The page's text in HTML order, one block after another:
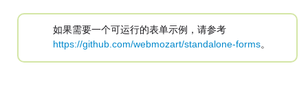
如果需要一个可运行的表单示例，请参考
https://github.com/webmozart/standalone-forms。